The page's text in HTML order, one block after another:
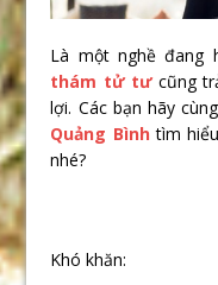
Là một nghề đang
thám tử tưcũng
lợi. Các bạn hãy cùng
Quảng Bìnhtìm
nhé?
Khó khăn: